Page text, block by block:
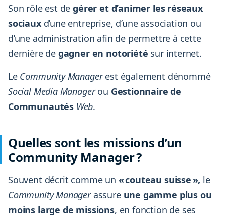
Son rôle est degérer et d’animer les réseaux
sociauxd’une entreprise, d’une association ou
d’une administration afin de permettre à cette
dernière de gagner en notoriété sur internet.
Le Community Managerest également dénommé
Social Media Managerou Gestionnaire de
Communautés Web.
Quelles sont les missions d’un
Community Manager ?
Souvent décrit comme un « couteau suisse », le
Community Manager assure une gamme plus ou
moins large de missions, en fonction de ses